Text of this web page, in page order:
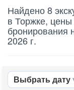
Найдено 8
в Торжке,
бронирования
2026 г.
Выбрать дату